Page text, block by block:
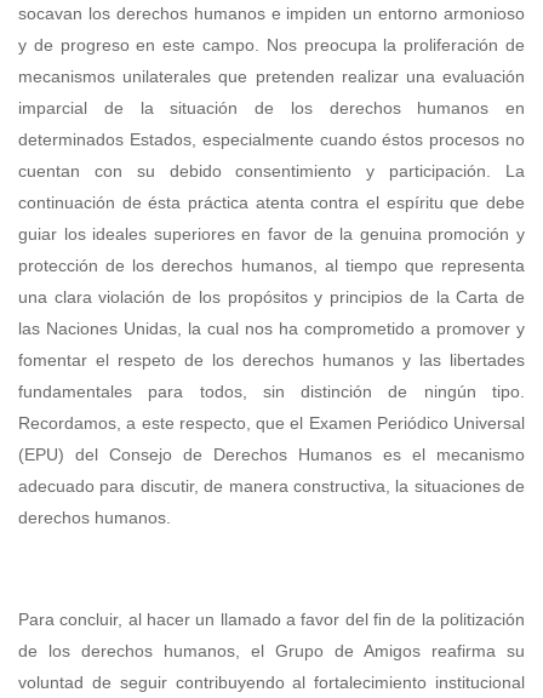
socavan los derechos humanos e impiden un entorno armonioso
y de progreso en este campo. Nos preocupa la proliferación de
mecanismos unilaterales que pretenden realizar una evaluación
imparcial de la situación de los derechos humanos en
determinados Estados, especialmente cuando éstos procesos no
cuentan con su debido consentimiento y participación. La
continuación de ésta práctica atenta contra el espíritu que debe
guiar los ideales superiores en favor de la genuina promoción y
protección de los derechos humanos, al tiempo que representa
una clara violación de los propósitos y principios de la Carta de
las Naciones Unidas, la cual nos ha comprometido a promover y
fomentar el respeto de los derechos humanos y las libertades
fundamentales para todos, sin distinción de ningún tipo.
Recordamos, a este respecto, que el Examen Periódico Universal
(EPU) del Consejo de Derechos Humanos es el mecanismo
adecuado para discutir, de manera constructiva, la situaciones de
derechos humanos.
Para concluir, al hacer un llamado a favor del fin de la politización
de los derechos humanos, el Grupo de Amigos reafirma su
voluntad de seguir contribuyendo al fortalecimiento institucional